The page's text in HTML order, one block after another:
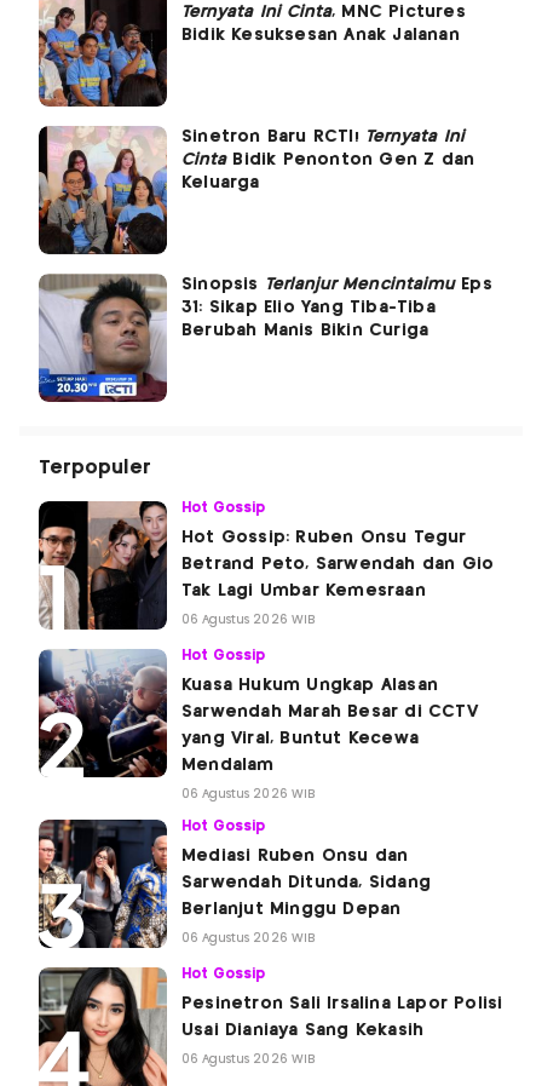
Ternyata Ini Cinta, MNC Pictures
Bidik Kesuksesan Anak Jalanan
Sinetron Baru RCTI! Ternyata Ini
CintaBidik Penonton Gen Z dan
Keluarga
Sinopsis Terlanjur MencintaimuEps
31: Sikap Elio Yang Tiba-Tiba
Berubah Manis Bikin Curiga
Terpopuler
Hot Gossip
Hot Gossip: Ruben Onsu Tegur
Betrand Peto, Sarwendah dan Gio
Tak Lagi Umbar Kemesraan
06 Agustus 2026 WIB
Hot Gossip
Kuasa Hukum Ungkap Alasan
Sarwendah Marah Besar di CCTV
yang Viral, Buntut Kecewa
Mendalam
06 Agustus 2026 WIB
Hot Gossip
Mediasi Ruben Onsu dan
Sarwendah Ditunda, Sidang
Berlanjut Minggu Depan
06 Agustus 2026 WIB
Hot Gossip
Pesinetron Sali Irsalina Lapor Polisi
Usai Dianiaya Sang Kekasih
06 Agustus 2026 WIB